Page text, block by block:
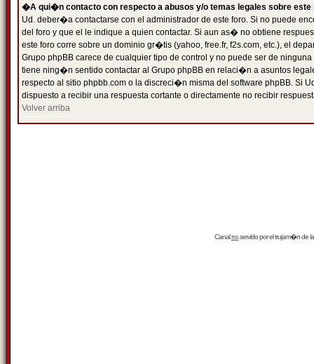
�A qui�n contacto con respecto a abusos y/o temas legales sobre este
Ud. deber�a contactarse con el administrador de este foro. Si no puede
del foro y que el le indique a quien contactar. Si aun as� no obtiene
este foro corre sobre un dominio gr�tis (yahoo, free.fr, f2s.com, etc.), el
Grupo phpBB carece de cualquier tipo de control y no puede ser de
tiene ning�n sentido contactar al Grupo phpBB en relaci�n a asuntos
respecto al sitio phpbb.com o la discreci�n misma del software phpBB. Si
dispuesto a recibir una respuesta cortante o directamente no recibir
Volver arriba
Canalrssservido por eltrujam�nde